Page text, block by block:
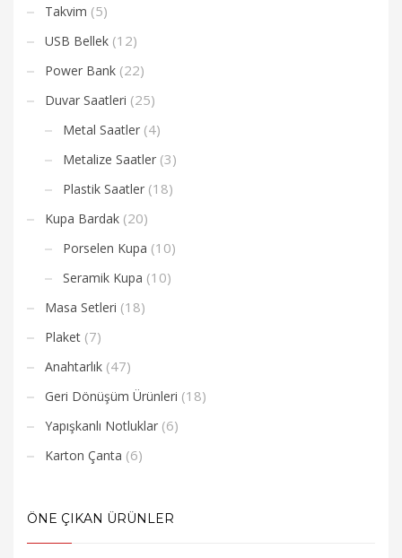
Takvim (5)
USB Bellek (12)
Power Bank (22)
Duvar Saatleri (25)
Metal Saatler (4)
Metalize Saatler (3)
Plastik Saatler (18)
Kupa Bardak (20)
Porselen Kupa (10)
Seramik Kupa (10)
Masa Setleri (18)
Plaket (7)
Anahtarlık (47)
Geri Dönüşüm Ürünleri (18)
Yapışkanlı Notluklar (6)
Karton Çanta (6)
ÖNE ÇIKAN ÜRÜNLER